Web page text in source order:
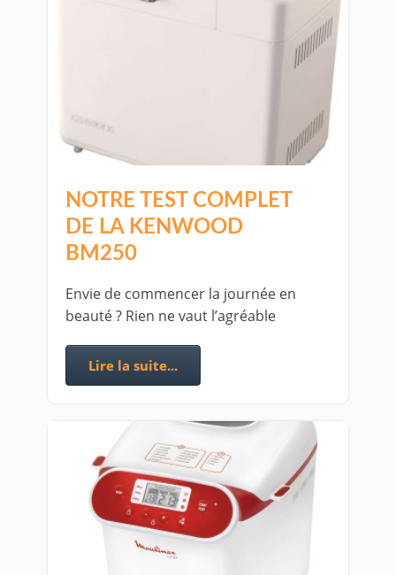
NOTRE TEST COMPLET
DE LA KENWOOD
BM250
Envie de commencer la journée en
beauté ? Rien ne vaut l’agréable
Lire la suite...